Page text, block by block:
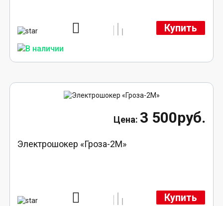
Купить
3 500руб.
Электрошокер «Гроза-2М»
Купить